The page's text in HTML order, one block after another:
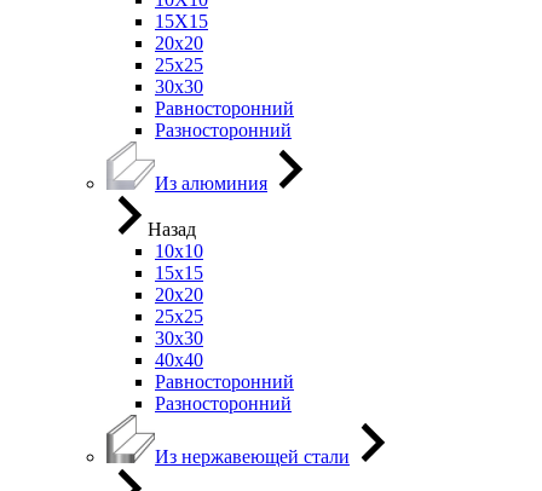
15Х15
20х20
25х25
30х30
Равносторонний
Разносторонний
Из алюминия
Назад
10х10
15х15
20х20
25х25
30х30
40х40
Равносторонний
Разносторонний
Из нержавеющей стали